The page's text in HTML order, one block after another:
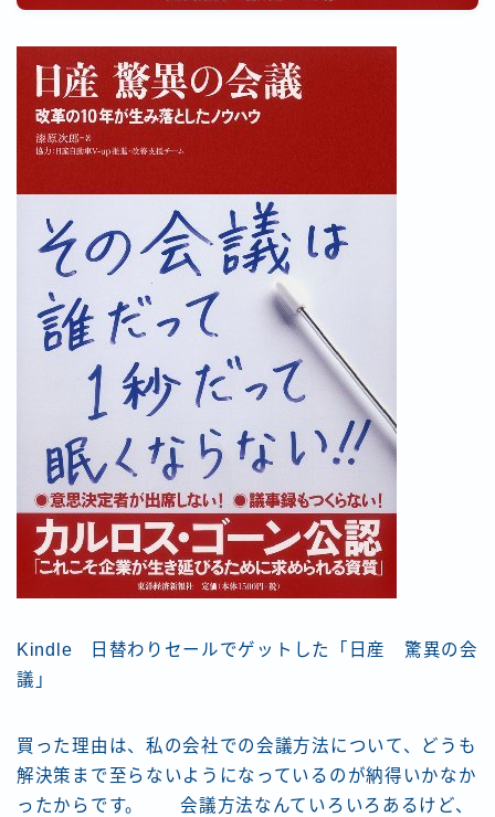
Kindle 日替わりセールでゲットした「日産 驚異の会
議」
買った理由は、私の会社での会議方法について、どうも
解決策まで至らないようになっているのが納得いかなか
ったからです。 会議方法なんていろいろあるけど、